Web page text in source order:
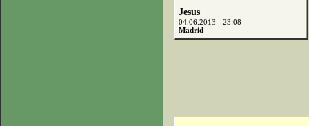
Jesus
04.06.2013 - 23:08
Madrid